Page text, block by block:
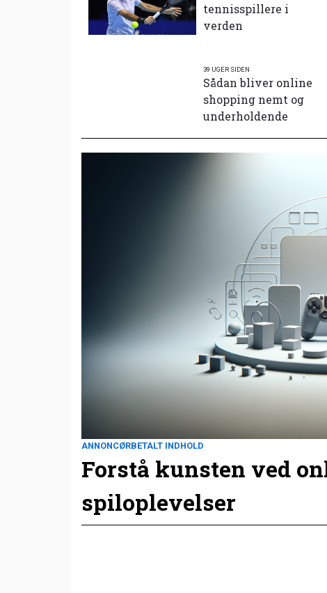
tennisspillere i
verden
39 UGER SIDEN
Sådan bliver online
shopping nemt og
underholdende
ANNONCØRBETALT INDHOLD
Forstå kunsten ved
spiloplevelser